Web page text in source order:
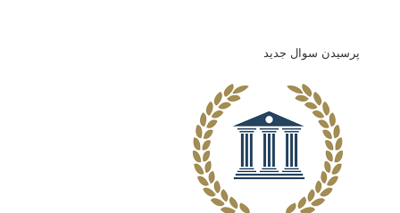
پرسیدن سوال جدید